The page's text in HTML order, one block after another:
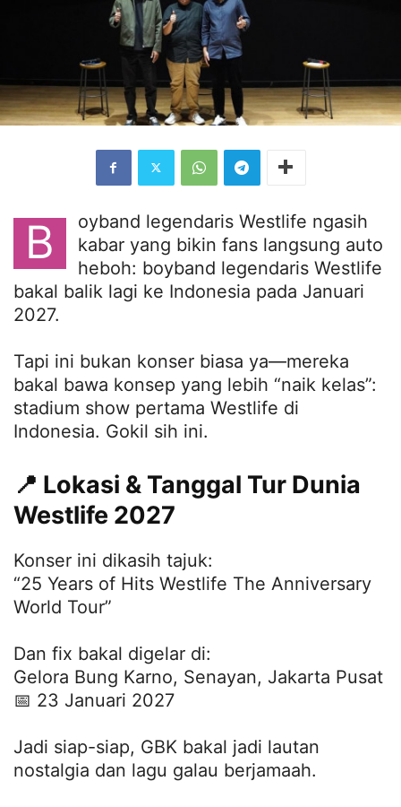
B
oyband legendaris Westlife ngasih
kabar yang bikin fans langsung auto
heboh: boyband legendaris Westlife
bakal balik lagi ke Indonesia pada Januari
2027.
Tapi ini bukan konser biasa ya—mereka
bakal bawa konsep yang lebih “naik kelas”:
stadium show pertama Westlife di
Indonesia. Gokil sih ini.
📍 Lokasi & Tanggal Tur Dunia
Westlife 2027
Konser ini dikasih tajuk:
“25 Years of Hits Westlife The Anniversary
World Tour”
Dan fix bakal digelar di:
Gelora Bung Karno, Senayan, Jakarta Pusat
📅 23 Januari 2027
Jadi siap-siap, GBK bakal jadi lautan
nostalgia dan lagu galau berjamaah.